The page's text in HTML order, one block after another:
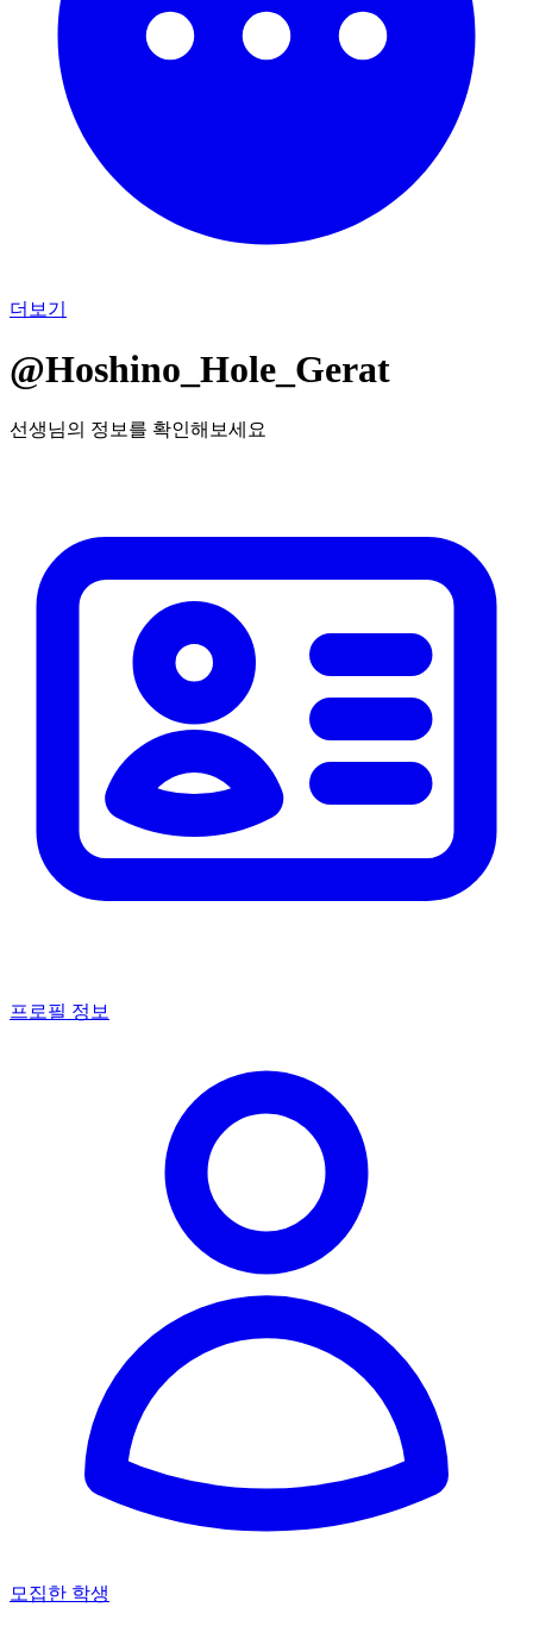
더보기
@Hoshino_Hole_Gerat
선생님의 정보를 확인해보세요
프로필 정보
모집한 학생